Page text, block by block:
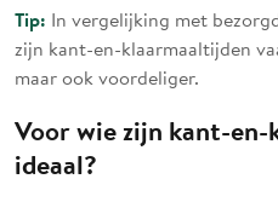
Tip: In vergelijking met
zijn kant-en-klaarmaaltijden
maar ook voordeliger.
Voor wie zijn kant-
ideaal?